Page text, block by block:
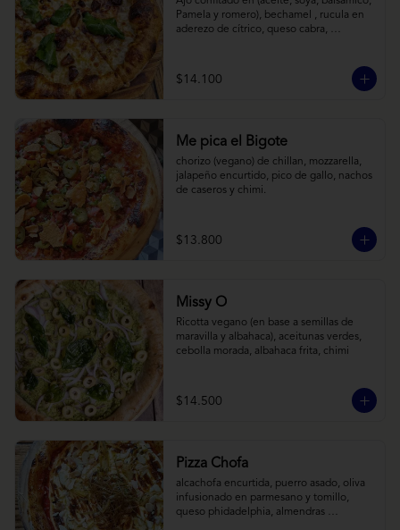
Pamela y romero), bechamel , rucula en
aderezo de cítrico, queso cabra,
$14.100
Me pica el Bigote
chorizo (vegano) de chillan, mozzarella,
jalapeño encurtido, pico de gallo, nachos
de caseros y chimi.
$13.800
Missy O
Ricotta vegano (en base a semillas de
maravilla y albahaca), aceitunas verdes,
cebolla morada, albahaca frita, chimi
$14.500
Pizza Chofa
alcachofa encurtida, puerro asado, oliva
infusionado en parmesano y tomillo,
queso phidadelphia, almendras